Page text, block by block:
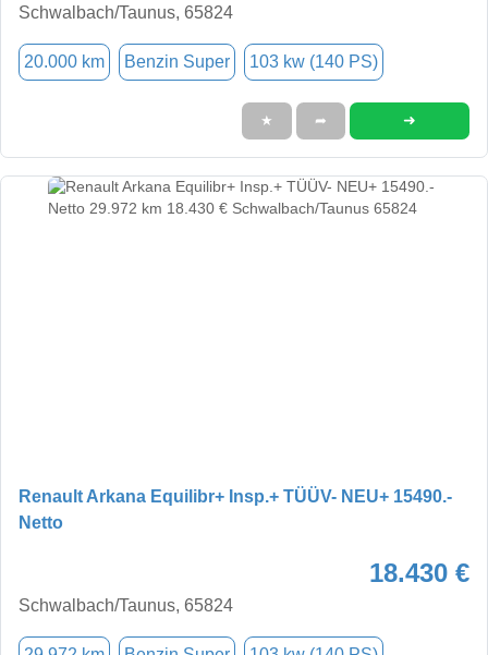
Schwalbach/Taunus, 65824
20.000 km Benzin Super 103 kw (140 PS)
★ ➦ ➜
Renault Arkana Equilibr+ Insp.+ TÜÜV- NEU+ 15490.-
Netto
18.430 €
Schwalbach/Taunus, 65824